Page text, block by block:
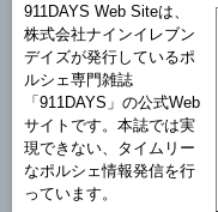
911DAYS Web Siteは、
株式会社ナインイレブン
デイズが発行しているポ
ルシェ専門雑誌
「911DAYS」の公式Web
サイトです。本誌では実
現できない、タイムリー
なポルシェ情報発信を行
っています。